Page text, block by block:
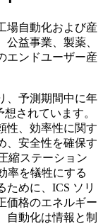
場自動化および産
益事業、製薬、
エンドユーザー産
、予測期間中に年
されています。
性、効率性に関す
、安全性を確保す
縮ステーション
率を犠牲にする
ために、ICS ソリ
価格のエネルギー
自動化は情報と制